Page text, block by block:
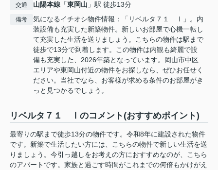
交通 山陽本線 「東岡山 」駅 徒歩13分
備考
気になるイチオシ物件情報：「リベルタ７１ Ⅰ」。内
装設備も充実した新築物件。新しいお部屋で心機一転し
て充実した生活を送りましょう。こちらの物件は駅まで
徒歩で13分で到着します。この物件は内観も綺麗で設
備も充実した、2026年築となっています。岡山市中区
エリアや東岡山付近の物件をお探しなら、ぜひお任せく
ださい。当社でなら、お客様が求める条件のお部屋がき
っと見つかるでしょう。
リベルタ７１ Ⅰのコメント(おすすめポイント)
最寄りの駅まで徒歩13分の物件です。令和8年に建設された物件
です。新築で生活したい方には、こちらの物件で新しい生活を送
りましょう。今引っ越しをお考えの方におすすめなのが、こちら
のアパートです。家族と過ごす時間がこれまでの何倍もかけがえ